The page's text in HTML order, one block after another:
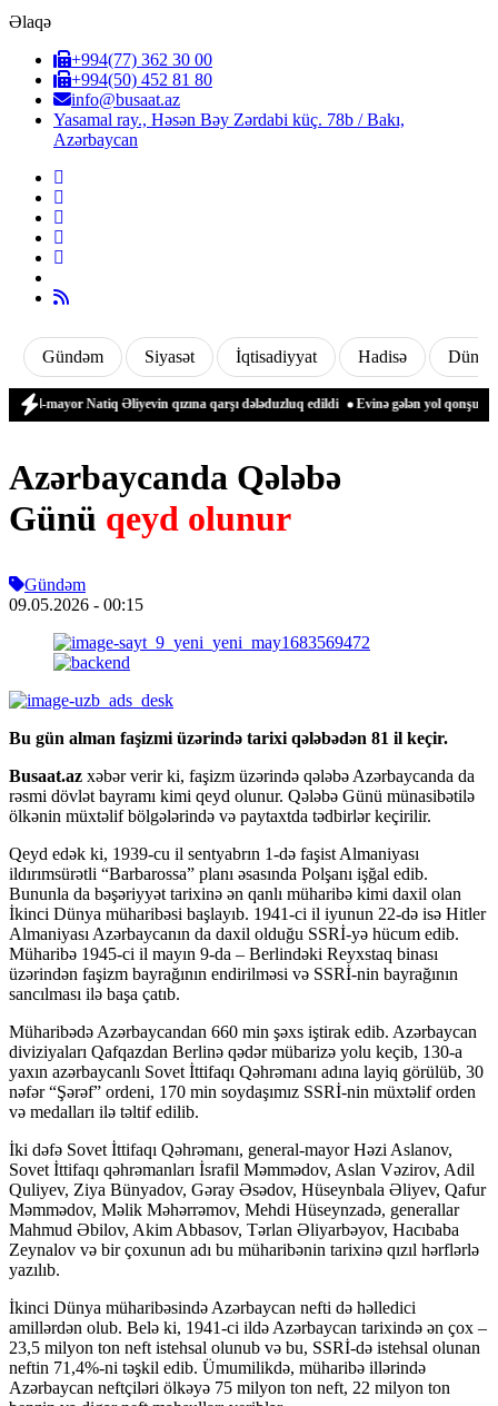
Əlaqə
+994(77) 362 30 00
+994(50) 452 81 80
info@busaat.az
Yasamal ray., Həsən Bəy Zərdabi küç. 78b / Bakı,
Azərbaycan
Gündəm Siyasət İqtisadiyyat Hadisə Dünya
mayor Natiq Əliyevin qızına qarşı dələduzluq edildi Evinə gələn yol qonşusu
Azərbaycanda Qələbə
Günü qeyd olunur
Gündəm
09.05.2026 - 00:15
Bu gün alman faşizmi üzərində tarixi qələbədən 81 il keçir.
Busaat.az xəbər verir ki, faşizm üzərində qələbə Azərbaycanda da
rəsmi dövlət bayramı kimi qeyd olunur. Qələbə Günü münasibətilə
ölkənin müxtəlif bölgələrində və paytaxtda tədbirlər keçirilir.
Qeyd edək ki, 1939-cu il sentyabrın 1-də faşist Almaniyası
ildırımsürətli “Barbarossa” planı əsasında Polşanı işğal edib.
Bununla da bəşəriyyət tarixinə ən qanlı müharibə kimi daxil olan
İkinci Dünya müharibəsi başlayıb. 1941-ci il iyunun 22-də isə Hitler
Almaniyası Azərbaycanın da daxil olduğu SSRİ-yə hücum edib.
Müharibə 1945-ci il mayın 9-da – Berlindəki Reyxstaq binası
üzərindən faşizm bayrağının endirilməsi və SSRİ-nin bayrağının
sancılması ilə başa çatıb.
Müharibədə Azərbaycandan 660 min şəxs iştirak edib. Azərbaycan
diviziyaları Qafqazdan Berlinə qədər mübarizə yolu keçib, 130-a
yaxın azərbaycanlı Sovet İttifaqı Qəhrəmanı adına layiq görülüb, 30
nəfər “Şərəf” ordeni, 170 min soydaşımız SSRİ-nin müxtəlif orden
və medalları ilə təltif edilib.
İki dəfə Sovet İttifaqı Qəhrəmanı, general-mayor Həzi Aslanov,
Sovet İttifaqı qəhrəmanları İsrafil Məmmədov, Aslan Vəzirov, Adil
Quliyev, Ziya Bünyadov, Gəray Əsədov, Hüseynbala Əliyev, Qafur
Məmmədov, Məlik Məhərrəmov, Mehdi Hüseynzadə, generallar
Mahmud Əbilov, Akim Abbasov, Tərlan Əliyarbəyov, Hacıbaba
Zeynalov və bir çoxunun adı bu müharibənin tarixinə qızıl hərflərlə
yazılıb.
İkinci Dünya müharibəsində Azərbaycan nefti də həlledici
amillərdən olub. Belə ki, 1941-ci ildə Azərbaycan tarixində ən çox –
23,5 milyon ton neft istehsal olunub və bu, SSRİ-də istehsal olunan
neftin 71,4%-ni təşkil edib. Ümumilikdə, müharibə illərində
Azərbaycan neftçiləri ölkəyə 75 milyon ton neft, 22 milyon ton